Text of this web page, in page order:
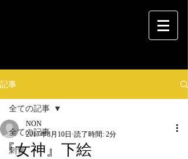
記事
全ての記事
刺青
全ての記事
『女神』下絵
NON
2017年8月10日 読了時間: 2分